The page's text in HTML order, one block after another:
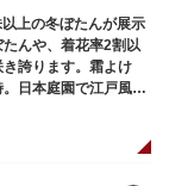
上の冬ぼたんが展示
んや、着花率2割以
誇ります。霜よけ
日本庭園で江戸風情
。